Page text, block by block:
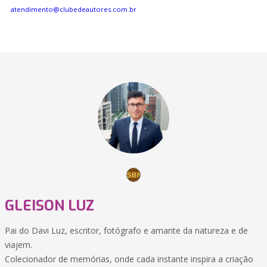
atendimento@clubedeautores.com.br
GLEISON LUZ
Pai do Davi Luz, escritor, fotógrafo e amante da natureza e de
viajem.
Colecionador de memórias, onde cada instante inspira a criação